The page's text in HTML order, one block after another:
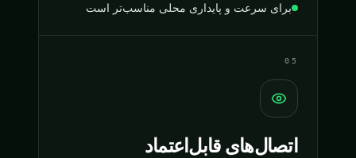
برای سرعت و پایداری محلی مناسب‌تر است
اتصال‌های قابل‌اعتماد